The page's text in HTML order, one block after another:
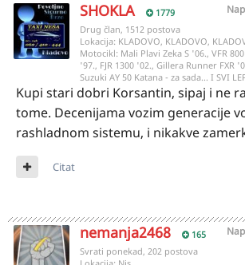
SHOKLA 1779
Drug član, 1512 postova
Lokacija: KLADOVO, KLADOVO,
Motocikl: Mali Plavi Zeka S '06., VFR
'97., FJR 1300 '02., Gillera Runner FXR
Suzuki AY 50 Katana - za sada... I SVI
Kupi stari dobri Korsantin, sipaj i ne
tome. Decenijama vozim generacije
rashladnom sistemu, i nikakve
Citat
nemanja2468 165
Svrati ponekad, 202 postova